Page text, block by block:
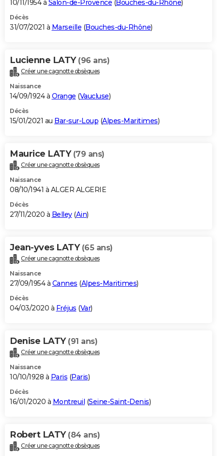
10/11/1954 à Salon-de-Provence (Bouches-du-Rhône)
Décès
31/07/2021 à Marseille (Bouches-du-Rhône)
Lucienne LATY (96 ans)
Créer une cagnotte obsèques
Naissance
14/09/1924 à Orange (Vaucluse)
Décès
15/01/2021 au Bar-sur-Loup (Alpes-Maritimes)
Maurice LATY (79 ans)
Créer une cagnotte obsèques
Naissance
08/10/1941 à ALGER ALGERIE
Décès
27/11/2020 à Belley(Ain)
Jean-yves LATY (65 ans)
Créer une cagnotte obsèques
Naissance
27/09/1954 à Cannes (Alpes-Maritimes)
Décès
04/03/2020 à Fréjus (Var)
Denise LATY (91 ans)
Créer une cagnotte obsèques
Naissance
10/10/1928 à Paris (Paris)
Décès
16/01/2020 à Montreuil (Seine-Saint-Denis)
Robert LATY (84 ans)
Créer une cagnotte obsèques